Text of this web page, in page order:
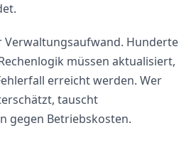
Verwaltungsaufwand. Hunderte
müssen aktualisiert,
erreicht werden. Wer
tauscht
gegen Betriebskosten.